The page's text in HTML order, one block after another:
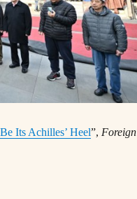
Its Achilles’ Heel”, Foreign